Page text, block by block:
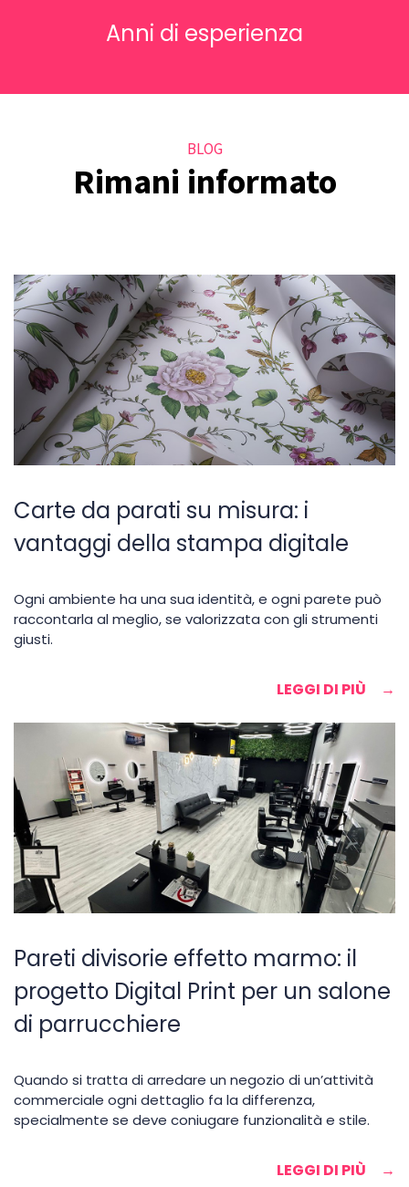
Anni di esperienza
BLOG
Rimani informato
Carte da parati su misura: i
vantaggi della stampa digitale
Ogni ambiente ha una sua identità, e ogni parete può
raccontarla al meglio, se valorizzata con gli strumenti
giusti.
LEGGI DI PIÙ
Pareti divisorie effetto marmo: il
progetto Digital Print per un salone
di parrucchiere
Quando si tratta di arredare un negozio di un’attività
commerciale ogni dettaglio fa la differenza,
specialmente se deve coniugare funzionalità e stile.
LEGGI DI PIÙ